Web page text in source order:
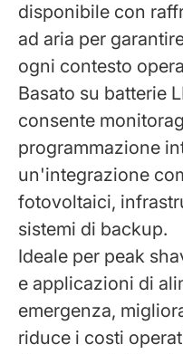
disponibile con
ad aria per
ogni contesto
Basato su batterie
consente
programmazione
un'integrazione
fotovoltaici,
sistemi di backup.
Ideale per peak
e applicazioni di
emergenza,
riduce i costi